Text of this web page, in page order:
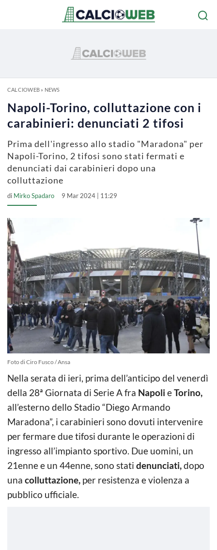
CALCIOWEB» NEWS
Napoli-Torino, colluttazione con i
carabinieri: denunciati 2 tifosi
Prima dell'ingresso allo stadio "Maradona" per
Napoli-Torino, 2 tifosi sono stati fermati e
denunciati dai carabinieri dopo una
colluttazione
di Mirko Spadaro 9 Mar 2024 | 11:29
Foto di Ciro Fusco / Ansa
Nella serata di ieri, prima dell’anticipo del venerdì
della 28ª Giornata di Serie A fra Napoli eTorino,
all’esterno dello Stadio “Diego Armando
Maradona”, i carabinieri sono dovuti intervenire
per fermare due tifosi durante le operazioni di
ingresso all’impianto sportivo. Due uomini, un
21enne e un 44enne, sono stati denunciati,dopo
una colluttazione, per resistenza e violenza a
pubblico ufficiale.